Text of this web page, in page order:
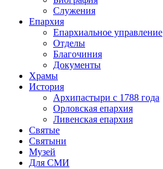
Служения
Епархия
Епархиальное управление
Отделы
Благочиния
Документы
Храмы
История
Архипастыри с 1788 года
Орловская епархия
Ливенская епархия
Святые
Святыни
Музей
Для СМИ